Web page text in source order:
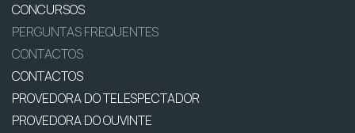
CONCURSOS
PERGUNTAS FREQUENTES
CONTACTOS
CONTACTOS
PROVEDORA DO TELESPECTADOR
PROVEDORA DO OUVINTE